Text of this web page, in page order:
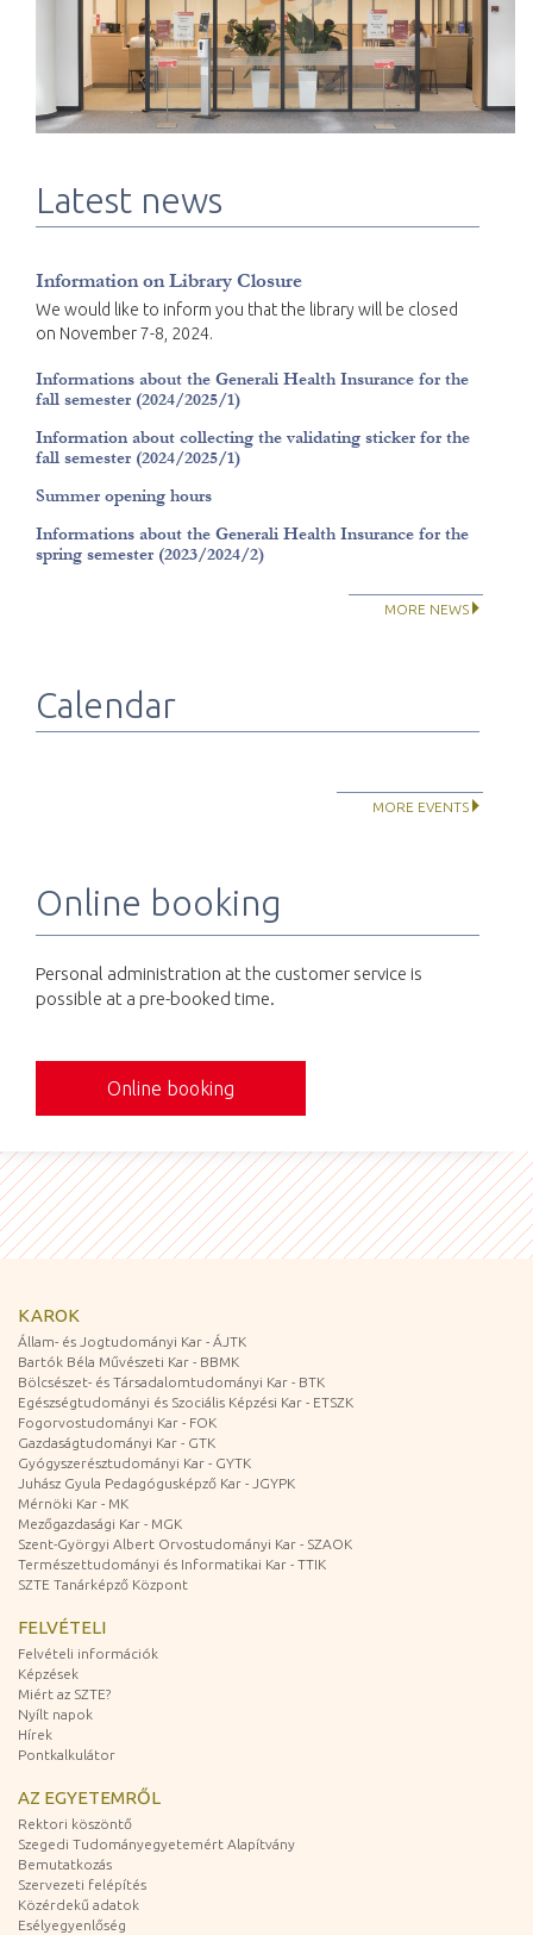
Latest news
Information on Library Closure
We would like to inform you that the library will be closed
on November 7-8, 2024.
Informations about the Generali Health Insurance for the
fall semester (2024/2025/1)
Information about collecting the validating sticker for the
fall semester (2024/2025/1)
Summer opening hours
Informations about the Generali Health Insurance for the
spring semester (2023/2024/2)
MORE NEWS
Calendar
MORE EVENTS
Online booking
Personal administration at the customer service is
possible at a pre-booked time.
Online booking
KAROK
Állam- és Jogtudományi Kar - ÁJTK
Bartók Béla Művészeti Kar - BBMK
Bölcsészet- és Társadalomtudományi Kar - BTK
Egészségtudományi és Szociális Képzési Kar - ETSZK
Fogorvostudományi Kar - FOK
Gazdaságtudományi Kar - GTK
Gyógyszerésztudományi Kar - GYTK
Juhász Gyula Pedagógusképző Kar - JGYPK
Mérnöki Kar - MK
Mezőgazdasági Kar - MGK
Szent-Györgyi Albert Orvostudományi Kar - SZAOK
Természettudományi és Informatikai Kar - TTIK
SZTE Tanárképző Központ
FELVÉTELI
Felvételi információk
Képzések
Miért az SZTE?
Nyílt napok
Hírek
Pontkalkulátor
AZ EGYETEMRŐL
Rektori köszöntő
Szegedi Tudományegyetemért Alapítvány
Bemutatkozás
Szervezeti felépítés
Közérdekű adatok
Esélyegyenlőség